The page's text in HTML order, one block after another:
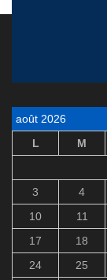
août 2026
L
M
3
4
10
11
17
18
24
25